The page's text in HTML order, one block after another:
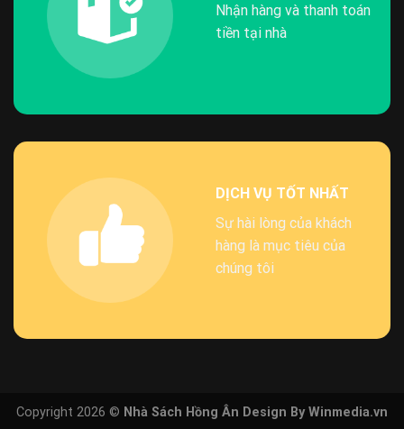
Nhận hàng và thanh toán
tiền tại nhà
DỊCH VỤ TỐT NHẤT
Sự hài lòng của khách
hàng là mục tiêu của
chúng tôi
Copyright 2026 © Nhà Sách Hồng Ân Design By Winmedia.vn